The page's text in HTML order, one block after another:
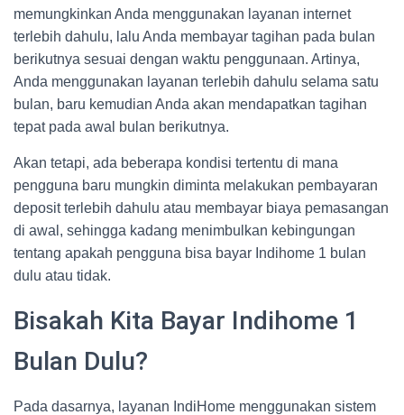
memungkinkan Anda menggunakan layanan internet
terlebih dahulu, lalu Anda membayar tagihan pada bulan
berikutnya sesuai dengan waktu penggunaan. Artinya,
Anda menggunakan layanan terlebih dahulu selama satu
bulan, baru kemudian Anda akan mendapatkan tagihan
tepat pada awal bulan berikutnya.
Akan tetapi, ada beberapa kondisi tertentu di mana
pengguna baru mungkin diminta melakukan pembayaran
deposit terlebih dahulu atau membayar biaya pemasangan
di awal, sehingga kadang menimbulkan kebingungan
tentang apakah pengguna bisa bayar Indihome 1 bulan
dulu atau tidak.
Bisakah Kita Bayar Indihome 1
Bulan Dulu?
Pada dasarnya, layanan IndiHome menggunakan sistem